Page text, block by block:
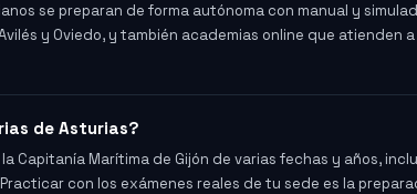
se preparan de forma autónoma con manual y
y Oviedo, y también academias online que atienden
de Asturias?
Capitanía Marítima de Gijón de varias fechas y años,
con los exámenes reales de tu sede es la